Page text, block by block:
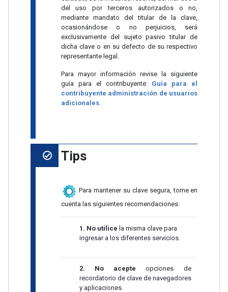
del uso por terceros autorizados o no,
mediante mandato del titular de la clave,
ocasionándose o no perjuicios, será
exclusivamente del sujeto pasivo titular de
dicha clave o en su defecto de su respectivo
representante legal.
Para mayor información revise la siguiente
guía para el contribuyente: Guía para el
contribuyente administración de usuarios
adicionales.
Tips
Para mantener su clave segura, tome en
cuenta las siguientes recomendaciones:
1. No utilice la misma clave para
ingresar a los diferentes servicios.
2. No acepte opciones de
recordatorio de clave de navegadores
y aplicaciones.